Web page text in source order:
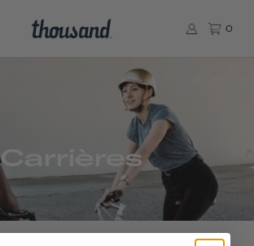
0
Carrières